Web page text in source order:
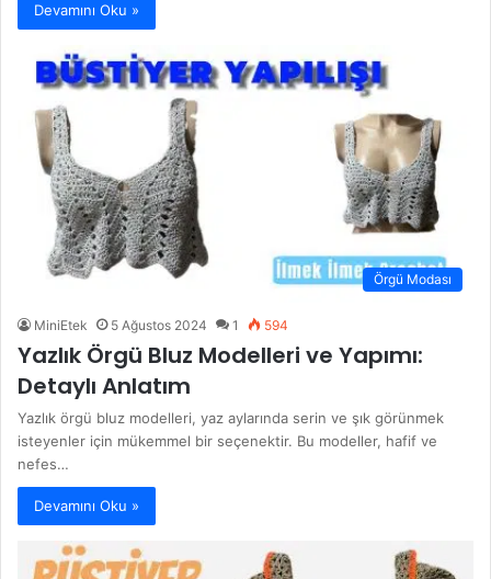
Devamını Oku »
Örgü Modası
MiniEtek 5 Ağustos 2024 1 594
Yazlık Örgü Bluz Modelleri ve Yapımı:
Detaylı Anlatım
Yazlık örgü bluz modelleri, yaz aylarında serin ve şık görünmek
isteyenler için mükemmel bir seçenektir. Bu modeller, hafif ve
nefes…
Devamını Oku »